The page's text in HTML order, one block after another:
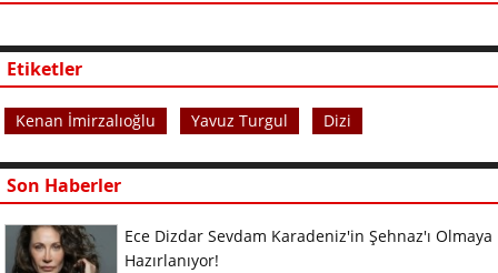
Etiketler
Kenan İmirzalıoğlu Yavuz Turgul Dizi
Son Haberler
Ece Dizdar Sevdam Karadeniz'in Şehnaz'ı Olmaya
Hazırlanıyor!